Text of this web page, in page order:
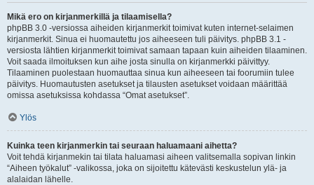
Mikä ero on kirjanmerkillä ja tilaamisella?
phpBB 3.0 -versiossa aiheiden kirjanmerkit toimivat kuten internet-selaimen
kirjanmerkit. Sinua ei huomautettu jos aiheeseen tuli päivitys. phpBB 3.1 -
versiosta lähtien kirjanmerkit toimivat samaan tapaan kuin aiheiden tilaaminen.
Voit saada ilmoituksen kun aihe josta sinulla on kirjanmerkki päivittyy.
Tilaaminen puolestaan huomauttaa sinua kun aiheeseen tai foorumiin tulee
päivitys. Huomautusten asetukset ja tilausten asetukset voidaan määrittää
omissa asetuksissa kohdassa “Omat asetukset”.
Ylös
Kuinka teen kirjanmerkin tai seuraan haluamaani aihetta?
Voit tehdä kirjanmekin tai tilata haluamasi aiheen valitsemalla sopivan linkin
“Aiheen työkalut” -valikossa, joka on sijoitettu kätevästi keskustelun ylä- ja
alalaidan lähelle.